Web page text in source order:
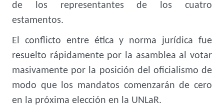
de los representantes de los cuatro
estamentos.
El conflicto entre ética y norma jurídica fue
resuelto rápidamente por la asamblea al votar
masivamente por la posición del oficialismo de
modo que los mandatos comenzarán de cero
en la próxima elección en la UNLaR.